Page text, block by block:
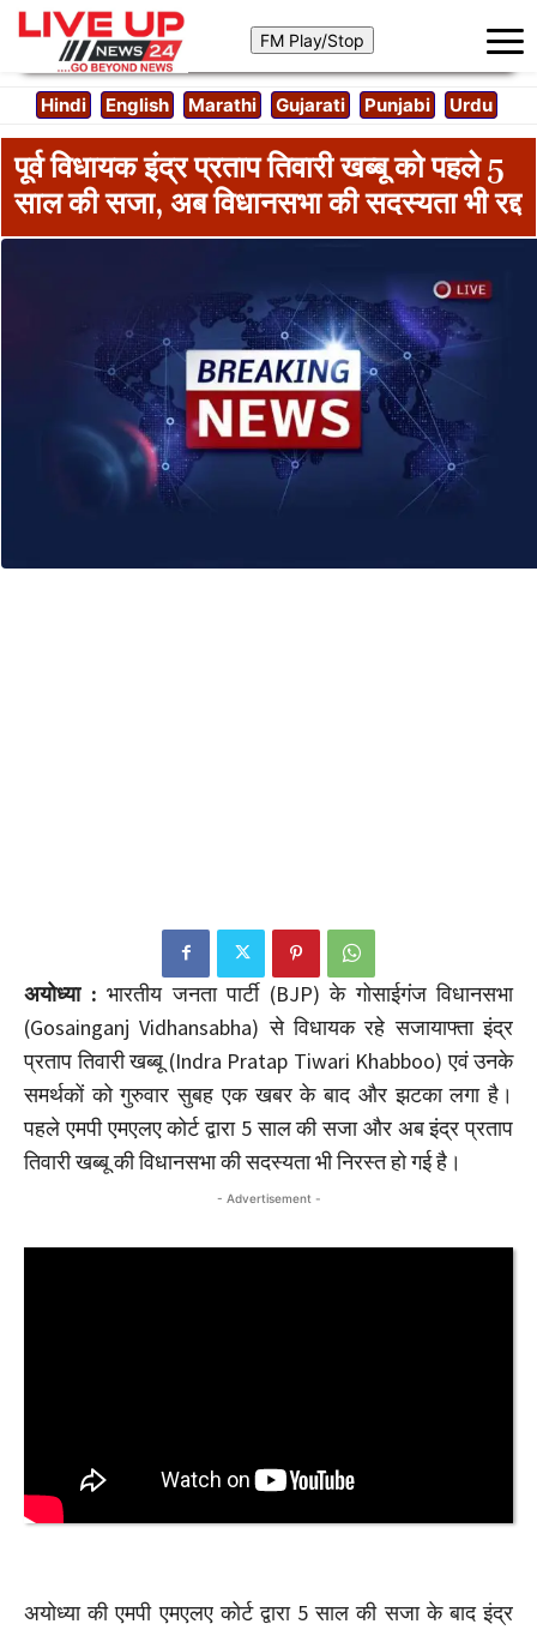
Hindi English Marathi Gujarati Punjabi Urdu
पूर्व विधायक इंद्र प्रताप तिवारी खब्बू को पहले 5
साल की सजा, अब विधानसभा की सदस्यता भी रद्द
अयोध्या : भारतीय जनता पार्टी (BJP) के गोसाईगंज विधानसभा
(Gosainganj Vidhansabha) से विधायक रहे सजायाफ्ता इंद्र
प्रताप तिवारी खब्बू (Indra Pratap Tiwari Khabboo) एवं उनके
समर्थकों को गुरुवार सुबह एक खबर के बाद और झटका लगा है।
पहले एमपी एमएलए कोर्ट द्वारा 5 साल की सजा और अब इंद्र प्रताप
तिवारी खब्बू की विधानसभा की सदस्यता भी निरस्त हो गई है।
- Advertisement -
अयोध्या की एमपी एमएलए कोर्ट द्वारा 5 साल की सजा के बाद इंद्र